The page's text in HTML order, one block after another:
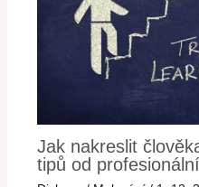
Jak nakreslit
tipů od